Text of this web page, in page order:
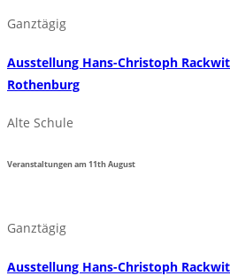
Ganztägig
Ausstellung Hans-Christoph
Rothenburg
Alte Schule
Veranstaltungen am11thAugust
Ganztägig
Ausstellung Hans-Christoph